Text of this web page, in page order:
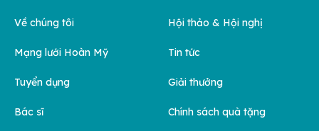
Về chúng tôi
Mạng lưới Hoàn Mỹ
Tuyển dụng
Bác sĩ
Hội thảo & Hội nghị
Tin tức
Giải thưởng
Chính sách quà tặng